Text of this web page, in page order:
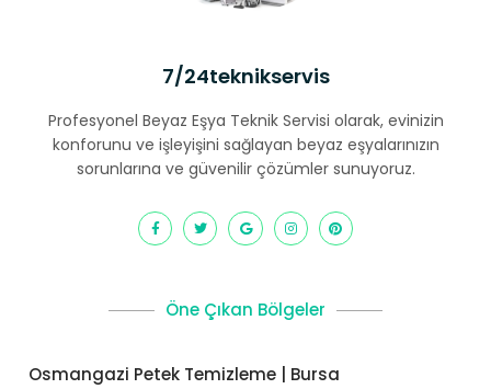
7/24teknikservis
Profesyonel Beyaz Eşya Teknik Servisi olarak, evinizin
konforunu ve işleyişini sağlayan beyaz eşyalarınızın
sorunlarına ve güvenilir çözümler sunuyoruz.
Öne Çıkan Bölgeler
Osmangazi Petek Temizleme | Bursa